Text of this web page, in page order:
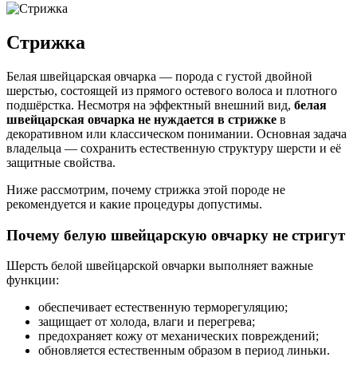
Стрижка
Белая швейцарская овчарка — порода с густой двойной
шерстью, состоящей из прямого остевого волоса и плотного
подшёрстка. Несмотря на эффектный внешний вид, белая
швейцарская овчарка не нуждается в стрижке в
декоративном или классическом понимании. Основная задача
владельца — сохранить естественную структуру шерсти и её
защитные свойства.
Ниже рассмотрим, почему стрижка этой породе не
рекомендуется и какие процедуры допустимы.
Почему белую швейцарскую овчарку не стригут
Шерсть белой швейцарской овчарки выполняет важные
функции:
обеспечивает естественную терморегуляцию;
защищает от холода, влаги и перегрева;
предохраняет кожу от механических повреждений;
обновляется естественным образом в период линьки.